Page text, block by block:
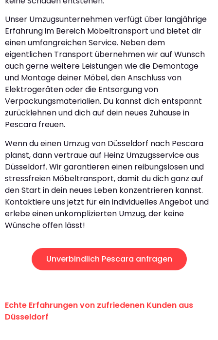
Unser Umzugsunternehmen verfügt über langjährige
Erfahrung im Bereich Möbeltransport und bietet dir
einen umfangreichen Service. Neben dem
eigentlichen Transport übernehmen wir auf Wunsch
auch gerne weitere Leistungen wie die Demontage
und Montage deiner Möbel, den Anschluss von
Elektrogeräten oder die Entsorgung von
Verpackungsmaterialien. Du kannst dich entspannt
zurücklehnen und dich auf dein neues Zuhause in
Pescara freuen.
Wenn du einen Umzug von Düsseldorf nach Pescara
planst, dann vertraue auf Heinz Umzugsservice aus
Düsseldorf. Wir garantieren einen reibungslosen und
stressfreien Möbeltransport, damit du dich ganz auf
den Start in dein neues Leben konzentrieren kannst.
Kontaktiere uns jetzt für ein individuelles Angebot und
erlebe einen unkomplizierten Umzug, der keine
Wünsche offen lässt!
Unverbindlich Pescara anfragen
Echte Erfahrungen von zufriedenen Kunden aus
Düsseldorf